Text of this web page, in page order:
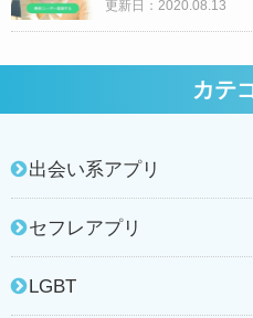
更新日： 2020.08.13
カテ
出会い系アプリ
セフレアプリ
LGBT